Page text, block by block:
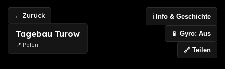
← Zurück
Tagebau Turow
📍 Polen
ℹ️ Info & Geschichte
📱 Gyro: Aus
🔗 Teilen